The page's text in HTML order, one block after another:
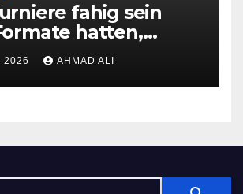
fahig sein
hatten,
Punktesammel-
weiters
2026 AHMAD ALI